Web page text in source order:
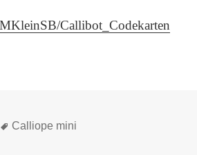
Callibot_Codekarten
Schlagwörter
Calliope mini